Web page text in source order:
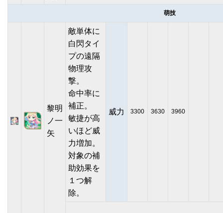
萌技
黎明
ノ一
矢
敵単体に
白閃タイ
プの遠隔
物理攻
撃。
命中率に
補正。
敏捷が高
いほど威
力増加。
対象の補
助効果を
１つ解
除。
威力 3300 3630 3960